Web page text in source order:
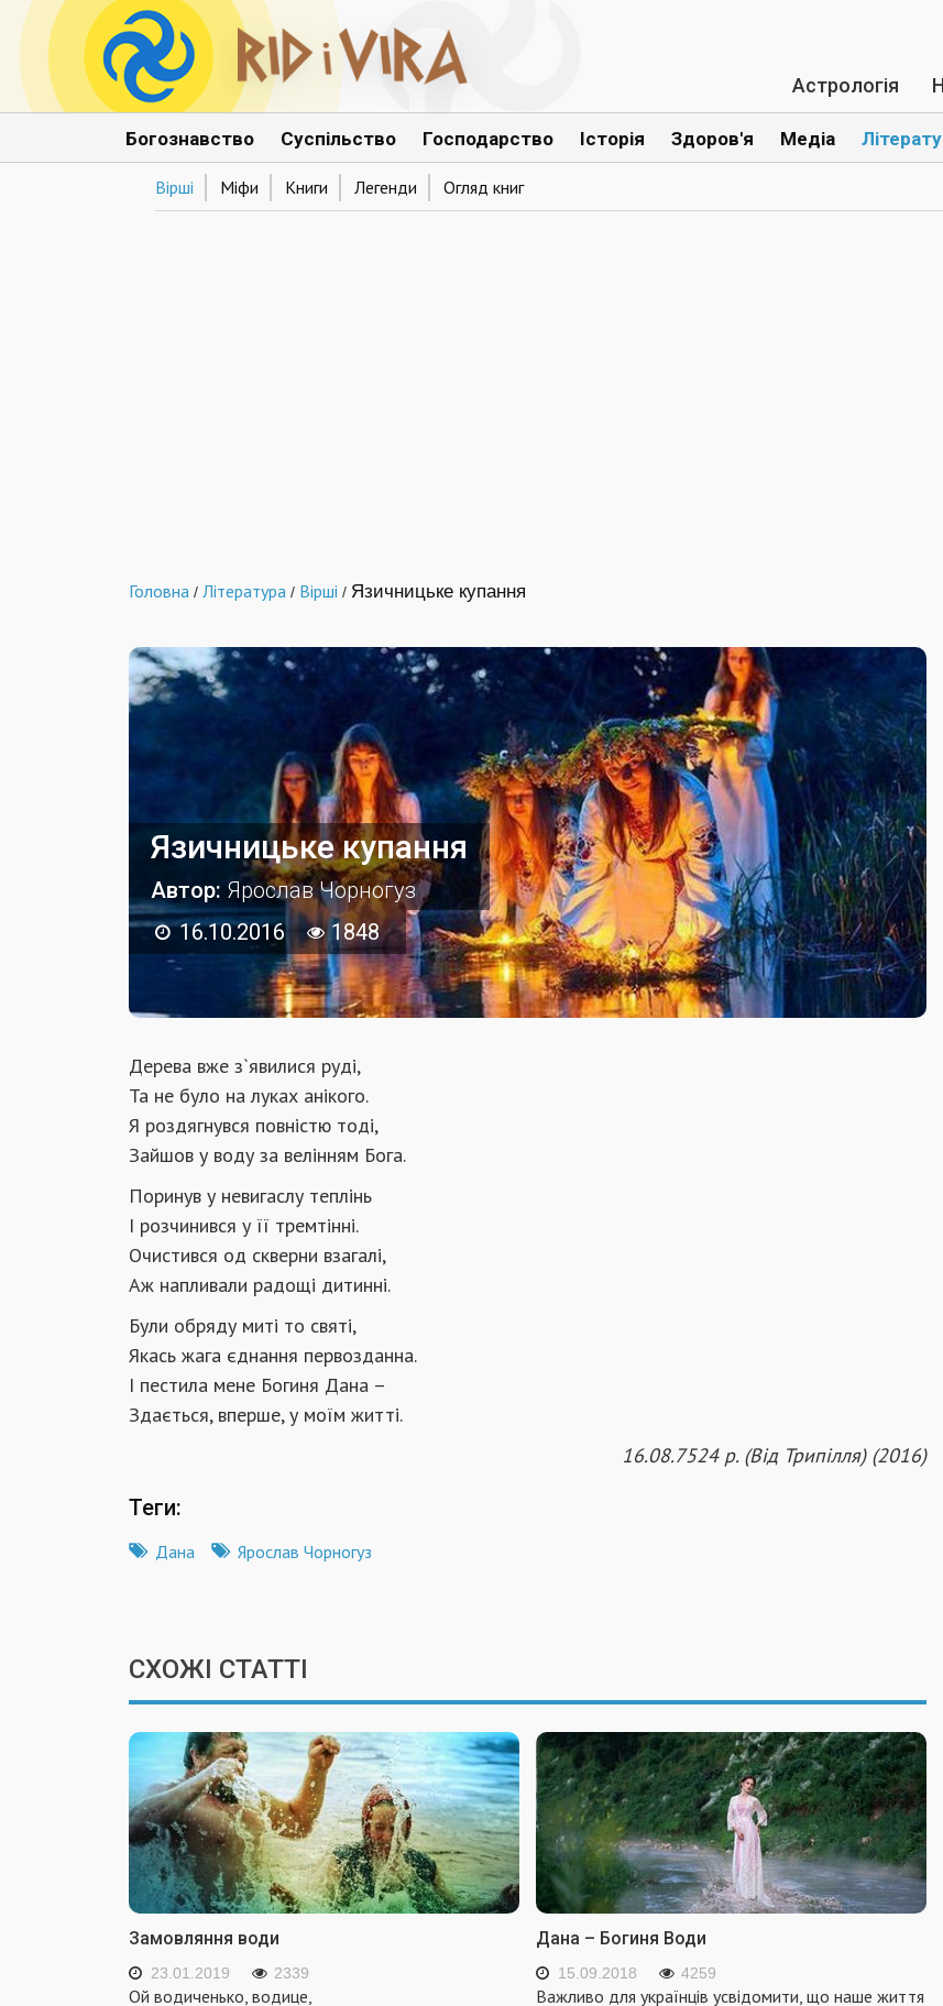
Астрологія
Богознавство Суспільство Господарство Історія Здоров'я Медіа
Вірші Міфи Книги Легенди Огляд книг
Головна / Література / Вірші / Язичницьке купання
Язичницьке купання
Автор: Ярослав Чорногуз
16.10.2016
1848
Дерева вже з`явилися руді,
Та не було на луках анікого.
Я роздягнувся повністю тоді,
Зайшов у воду за велінням Бога.
Поринув у невигаслу теплінь
І розчинився у її тремтінні.
Очистився од скверни взагалі,
Аж напливали радощі дитинні.
Були обряду миті то святі,
Якась жага єднання первозданна.
І пестила мене Богиня Дана –
Здається, вперше, у моїм житті.
16.08.7524 р. (Від Трипілля) (2016)
Теги:
Дана Ярослав Чорногуз
СХОЖІ СТАТТІ
Замовляння води
23.01.2019 2339
Ой водиченько, водице,
Дана – Богиня Води
15.09.2018 4259
Важливо для українців усвідомити, що наше життя